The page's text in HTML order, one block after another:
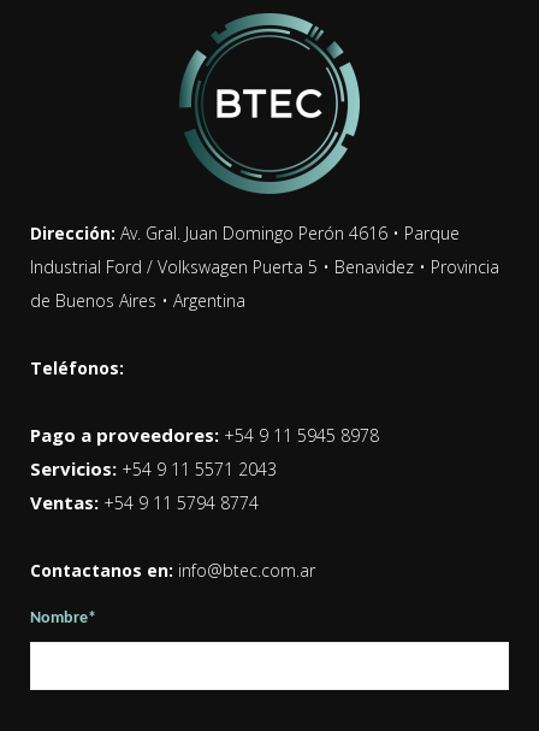
Dirección: Av. Gral. Juan Domingo Perón 4616 • Parque
Industrial Ford / Volkswagen Puerta 5 • Benavidez • Provincia
de Buenos Aires • Argentina
Teléfonos:
Pago a proveedores: +54 9 11 5945 8978
Servicios: +54 9 11 5571 2043
Ventas: +54 9 11 5794 8774
Contactanos en: info@btec.com.ar
Nombre*